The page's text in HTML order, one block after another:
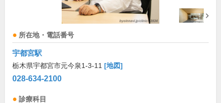
所在地・電話番号
宇都宮駅
栃木県宇都宮市元今泉1-3-11 [地図]
028-634-2100
診療科目